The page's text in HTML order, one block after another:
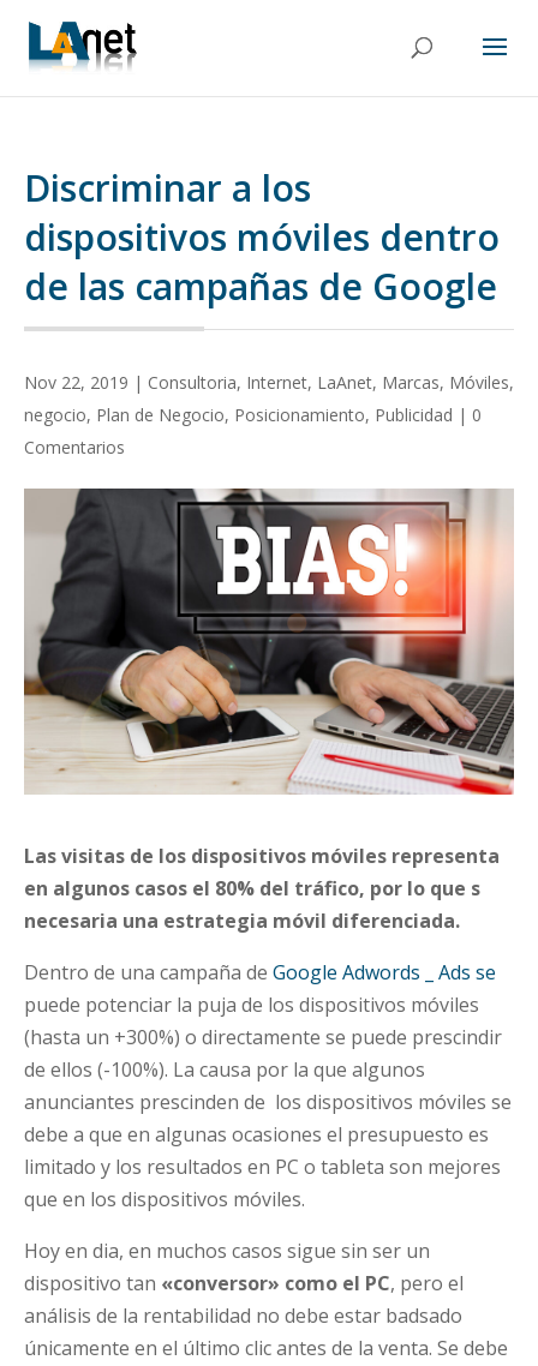
Discriminar a los
dispositivos móviles dentro
de las campañas de Google
Nov 22, 2019 | Consultoria, Internet, LaAnet, Marcas, Móviles,
negocio, Plan de Negocio, Posicionamiento, Publicidad | 0
Comentarios
Las visitas de los dispositivos móviles representa
en algunos casos el 80% del tráfico, por lo que s
necesaria una estrategia móvil diferenciada.
Dentro de una campaña de Google Adwords _ Ads se
puede potenciar la puja de los dispositivos móviles
(hasta un +300%) o directamente se puede prescindir
de ellos (-100%). La causa por la que algunos
anunciantes prescinden de los dispositivos móviles se
debe a que en algunas ocasiones el presupuesto es
limitado y los resultados en PC o tableta son mejores
que en los dispositivos móviles.
Hoy en dia, en muchos casos sigue sin ser un
dispositivo tan «conversor» como el PC, pero el
análisis de la rentabilidad no debe estar badsado
únicamente en el último clic antes de la venta. Se debe